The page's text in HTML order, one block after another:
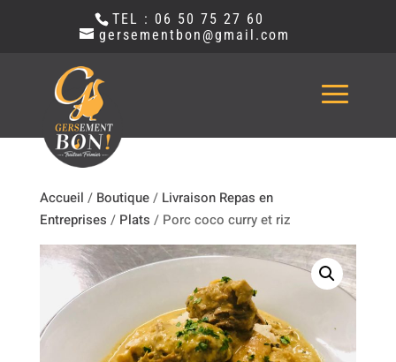
TEL : 06 50 75 27 60
gersementbon@gmail.com
Accueil / Boutique/ Livraison Repas en
Entreprises / Plats / Porc coco curry et riz